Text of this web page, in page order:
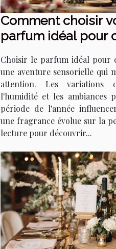
Comment choisir
parfum idéal pour
Choisir le parfum idéal pour
une aventure sensorielle qui
attention. Les variations
l'humidité et les ambiances
période de l'année
une fragrance évolue sur la
lecture pour découvrir...